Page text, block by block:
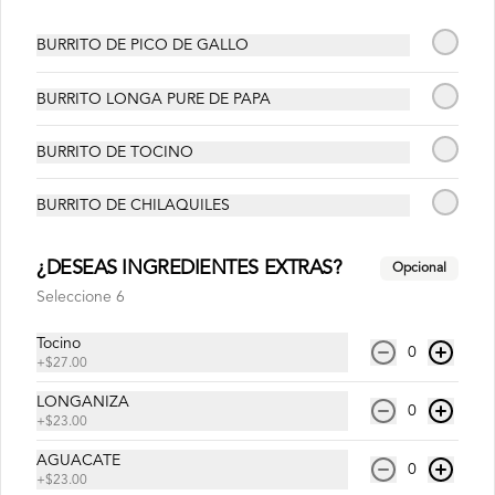
Abrir menu de navegación Login
¿Dónde quieres pedir?
No hay productos en el menú
BURRITO DE PICO DE GALLO
BURRITO LONGA PURE DE PAPA
BURRITO DE TOCINO
BURRITO DE CHILAQUILES
¿DESEAS INGREDIENTES EXTRAS? Opcional
Seleccione 6
Tocino
+$27.00
0
LONGANIZA
+$23.00
0
AGUACATE
+$23.00
0